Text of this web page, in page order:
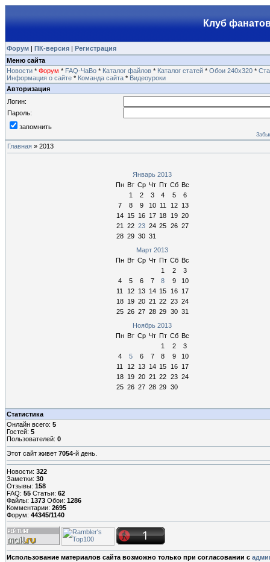
Клуб
Форум | ПК-версия | Регистрация
Меню сайта
Новости * Форум * FAQ-ЧаВо * Каталог файлов * Каталог статей * Обои 240х320 *
Информация о сайте * Команда сайта * Видеоуроки
Авторизация
Логин:
Пароль:
запомнить
Главная » 2013
Январь 2013
Пн
Вт Ср Чт Пт Сб
Вс
1
2 3 4 5
6
7
8 9 10 11 12
13
14
15 16 17 18 19 20
21
22 23 24 25 26 27
28 29 30 31
Март 2013
Пн
Вт Ср Чт Пт Сб
Вс
1
2
3
4
5 6 7 8 9
10
11
12 13 14 15 16
17
18
19 20 21 22 23 24
25 26 27 28 29 30 31
Ноябрь 2013
Пн
Вт Ср Чт Пт Сб
Вс
1
2
3
4
5 6 7 8 9
10
11
12 13 14 15 16
17
18
19 20 21 22 23 24
25 26 27 28 29 30
Статистика
Онлайн всего: 5
Гостей: 5
Пользователей: 0
Этот сайт живет 7054-й день.
Новости: 322
Заметки: 30
Отзывы: 158
FAQ: 55 Статьи: 62
Файлы: 1373 Обои: 1286
Комментарии: 2695
Форум: 44345/1140
Использование материалов сайта возможно только при согласовании с